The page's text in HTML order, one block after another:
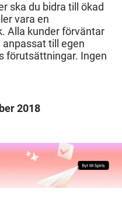
ska du bidra till ökad
vara en
Alla kunder förväntar
till egen
förutsättningar. Ingen
2018